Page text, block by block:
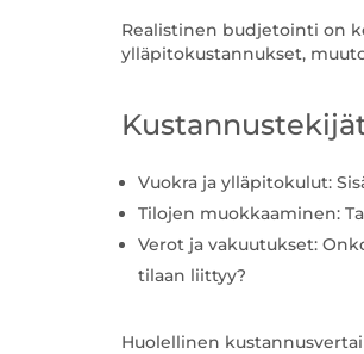
Realistinen budjetointi on
ylläpitokustannukset,
Vuokra ja ylläpitokulut:
Tilojen muokkaaminen:
Verot ja vakuutukset:
tilaan liittyy?
Huolellinen